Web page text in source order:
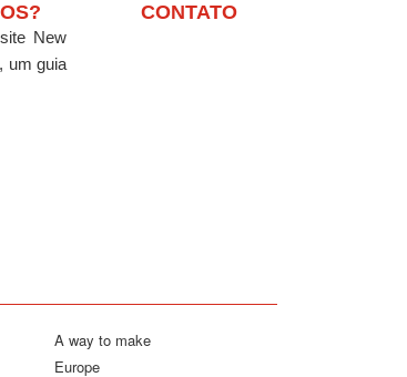
New
um guia
CONTATO
A way to make
Europe